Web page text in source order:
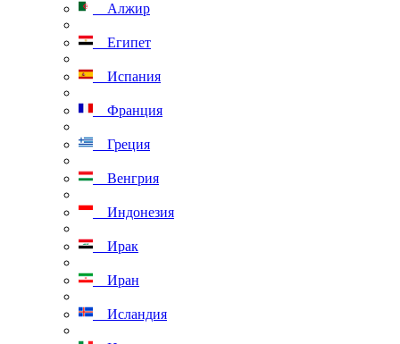
Алжир
Египет
Испания
Франция
Греция
Венгрия
Индонезия
Ирак
Иран
Исландия